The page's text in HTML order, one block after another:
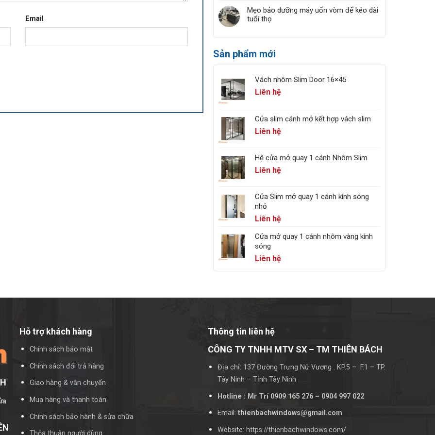
Email
Mẹo bảo dưỡng máy uốn vòm để kéo dài
tuổi thọ
Sản phẩm mới
Vách nhôm Slim Door 16×45
Liên hệ
Cửa slim cánh mở kết hợp vách slim
Liên hệ
Hệ cửa mở quay 1 cánh Nhôm Slim
Liên hệ
Cửa Slim mở quay 1 cánh kính sóng
nhỏ
Liên hệ
Cửa mở quay 1 cánh nhôm vàng kính
sóng
Liên hệ
Hỗ trợ khách hàng
Chính sách bảo mật
Chính sách đổi trả hàng
Giao hàng & vận chuyển
Mua hàng và thanh toán
Chính sách bảo hành & sửa chữa
Thỏa thuận người dùng
Thông tin liên hệ
CÔNG TY TNHH MTV SX – TM THIÊN BÁCH
Địa chỉ: 137 Đường Trưng Nữ Vương . KP.5 – F.1 – TP.
Tây Ninh – Tỉnh Tây Ninh
Hotline : Mr Trí 0909 165 276 – 0904 997 022
Email:thienbachwindows@gmail.com
Website: https://thienbachwindows.com/